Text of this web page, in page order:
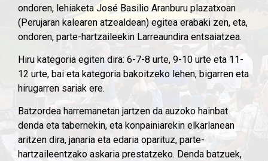
ondoren, lehiaketa José Basilio Aranburu plazatxoan
(Perujaran kalearen atzealdean) egitea erabaki zen, eta,
ondoren, parte-hartzaileekin Larreaundira entsaiatzea.
Hiru kategoria egiten dira: 6-7-8 urte, 9-10 urte eta 11-
12 urte, bai eta kategoria bakoitzeko lehen, bigarren eta
hirugarren sariak ere.
Batzordea harremanetan jartzen da auzoko hainbat
denda eta tabernekin, eta konpainiarekin elkarlanean
aritzen dira, janaria eta edaria oparituz, parte-
hartzaileentzako askaria prestatzeko. Denda batzuek,